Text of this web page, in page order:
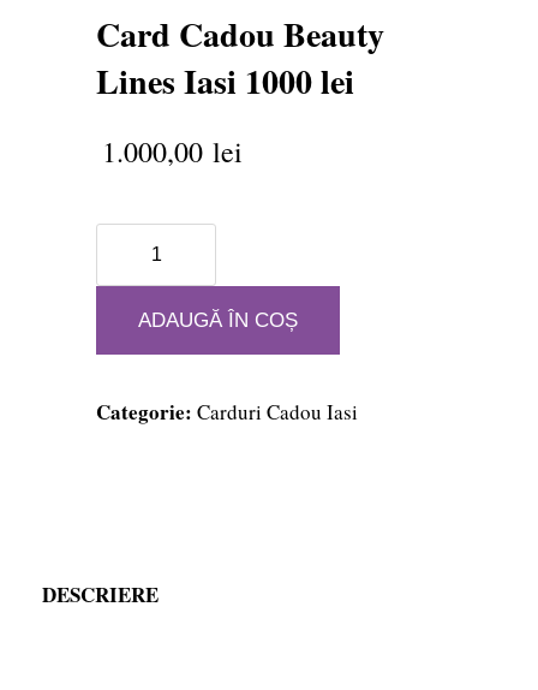
Card Cadou Beauty
Lines Iasi 1000 lei
1.000,00 lei
Cantitate
Cadou
Iasi
ADAUGĂ ÎN COȘ
Categorie: Carduri Cadou Iasi
DESCRIERE